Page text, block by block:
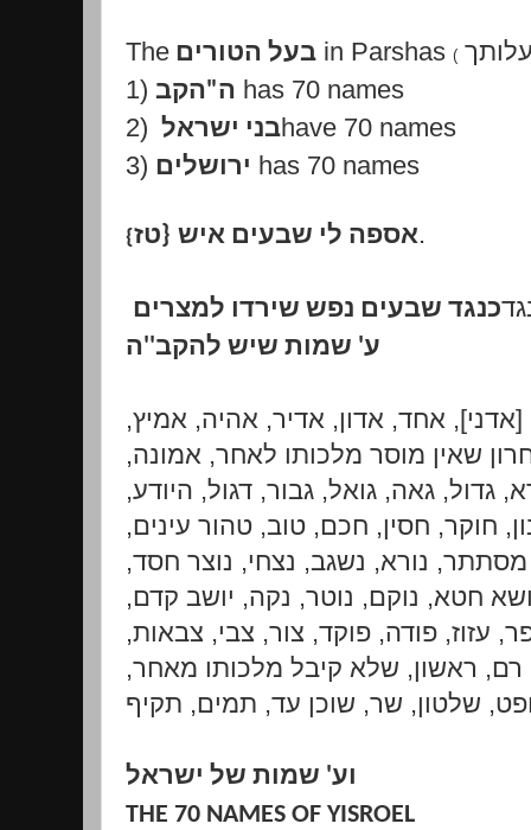
The בעל הטורים in Parshas (
1) הקב"ה has 70 names
2) בני ישראלhave 70 names
3) ירושלים has 70 names
{טז} אספה לי שבעים איש.
כנגד שבעים נפש שירדו למצרים
ע' שמות שיש להקב''ה
אחד, אדון, אדיר, אהיה, אמיץ,
שאין מוסר מלכותו לאחר, אמונה,
גדול, גאה, גואל, גבור, דגול, היודע,
חוקר, חסין, חכם, טוב, טהור עינים,
נורא, נשגב, נצחי, נוצר חסד,
חטא, נוקם, נוטר, נקה, יושב קדם,
עזוז, פודה, פוקד, צור, צבי, צבאות,
רם, ראשון, שלא קיבל מלכותו מאחר,
שלטון, שר, שוכן עד, תמים, תקיף
וע' שמות של ישראל
THE 70 NAMES OF YISROEL